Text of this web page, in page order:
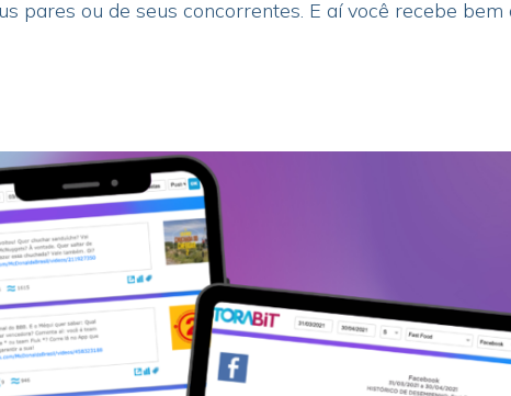
pares ou de seus concorrentes. E aí você recebe